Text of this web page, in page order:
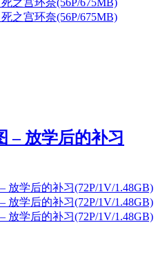
– 放学后的补习